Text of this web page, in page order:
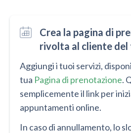
Crea la pagina di
rivolta al cliente
Aggiungi i tuoi servizi,
tua Pagina di prenotazione.
semplicemente il link per
appuntamenti online.
In caso di annullamento, lo